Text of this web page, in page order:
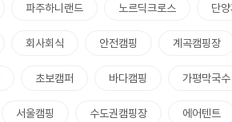
파주하니랜드 노르딕크로스 단
회사회식 안전캠핑 계곡캠핑장
초보캠퍼 바다캠핑 가평막국수
서울캠핑 수도권캠핑장 에어텐트